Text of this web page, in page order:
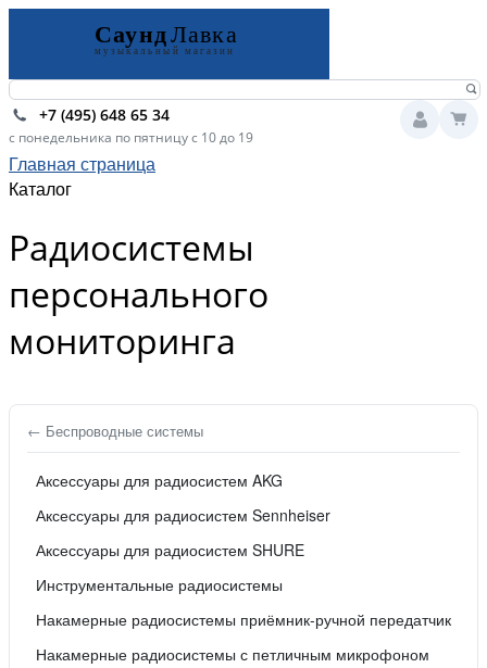
+7 (495) 648 65 34
с понедельника по пятницу с 10 до 19
Главная страница
Каталог
Радиосистемы
персонального
мониторинга
← Беспроводные системы
Аксессуары для радиосистем AKG
Аксессуары для радиосистем Sennheiser
Аксессуары для радиосистем SHURE
Инструментальные радиосистемы
Накамерные радиосистемы приёмник-ручной передатчик
Накамерные радиосистемы с петличным микрофоном